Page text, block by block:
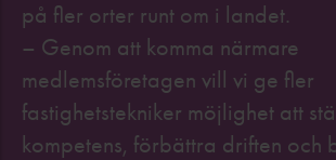
på fler orter runt om i landet.
– Genom att komma närmare
medlemsföretagen vill vi ge fler
fastighetstekniker möjlighet att
kompetens, förbättra driften och